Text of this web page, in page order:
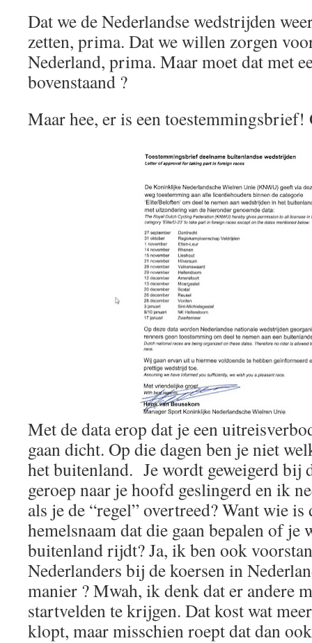
Dat we de Nederlandse wedstrijden
zetten, prima. Dat we willen zorgen
Nederland, prima. Maar moet dat met
bovenstaand ?
Maar hee, er is een
Met de data erop dat je een
gaan dicht. Op die dagen ben je niet
het buitenland. Je wordt geweigerd bij
geroep naar je hoofd geslingerd en ik
als je de “regel” overtreed? Want wie
hemelsnaam dat die gaan bepalen of je
buitenland rijdt? Ja, ik ben ook
Nederlanders bij de koersen in
manier ? Mwah, ik denk dat er andere
startvelden te krijgen. Dat kost wat
klopt, maar misschien roept dat dan